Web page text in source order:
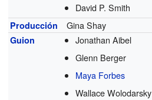
David P. Smith
Producción Gina Shay
Guion
Jonathan Aibel
Glenn Berger
Maya Forbes
Wallace Wolodarsky